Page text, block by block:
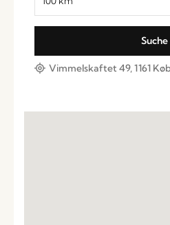
Vimmelskaftet 49, 1161